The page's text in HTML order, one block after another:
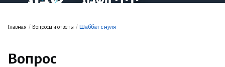
Главная / Вопросы и ответы / Шаббат с нуля
Вопрос